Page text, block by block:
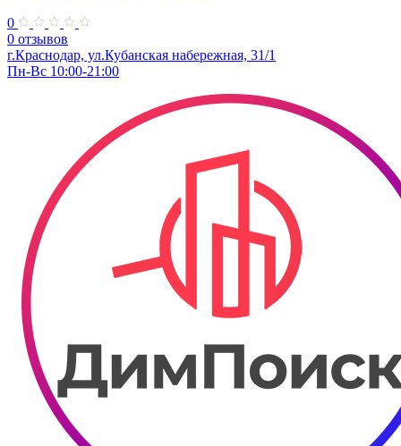
0
0 отзывов
​г.Краснодар, ул.Кубанская набережная, 31/1
Пн-Вс 10:00-21:00